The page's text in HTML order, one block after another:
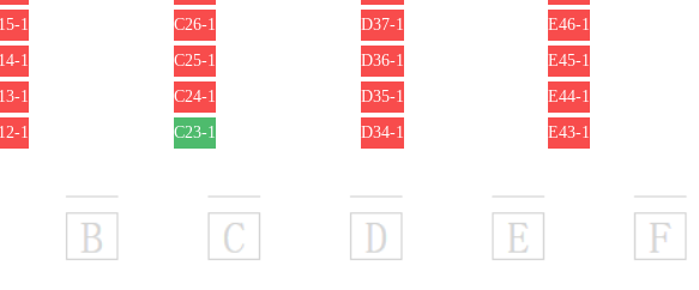
1 C26-1 D37-1 E46-1
1 C25-1 D36-1 E45-1
1 C24-1 D35-1 E44-1
1 C23-1 D34-1 E43-1